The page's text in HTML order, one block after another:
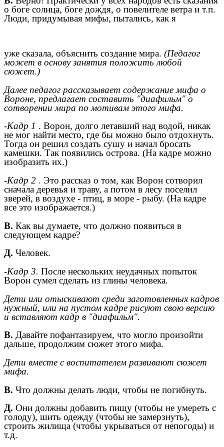
о боге солнца, боге дождя, о повелителе ветра и т.п.
Люди, придумывая мифы, пытались, как я
уже сказала, объяснить создание мира. (Педагог
может в основу занятия положить любой
сюжет.)
Далее педагог рассказывает содержание мифа о
Вороне, предлагает составить "диафильм" о
сотворении мира по мотивам этого мифа.
-Кадр 1 . Ворон, долго летавший над водой, никак
не мог найти место, где бы можно было отдохнуть.
Тогда он решил создать сушу и начал бросать
камешки. Так появились острова. (На кадре можно
изобразить их.)
-Кадр 2 . Это рассказ о том, как Ворон сотворил
сначала деревья и траву, а потом в лесу поселил
зверей, в воздухе - птиц, в море - рыбу. (На кадре
все это изображается.)
В. Как вы думаете, что должно появиться в
следующем кадре?
Д. Человек.
-Кадр 3. После нескольких неудачных попыток
Ворон сумел сделать из глины человека.
Дети или отыскивают среди заготовленных кадров
нужный, или на пустом кадре рисуют свою версию
и вставляют кадр в "диафильм".
В. Давайте пофантазируем, что могло произойти
дальше, продолжим сюжет этого мифа.
Дети вместе с воспитателем развивают сюжет
мифа.
В. Что должны делать люди, чтобы не погибнуть.
Д. Они должны добавить пищу (чтобы не умереть с
голоду), шить одежду (чтобы не замерзнуть),
строить жилища (чтобы укрываться от непогоды) и
т.д.